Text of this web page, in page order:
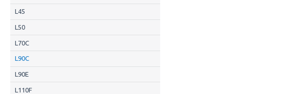
L45
L50
L70C
L90C
L90E
L110F